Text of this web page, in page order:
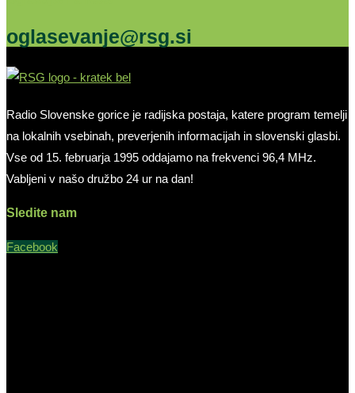
oglasevanje@rsg.si
Radio Slovenske gorice je radijska postaja, katere program temelji
na lokalnih vsebinah, preverjenih informacijah in slovenski glasbi.
Vse od 15. februarja 1995 oddajamo na frekvenci 96,4 MHz.
Vabljeni v našo družbo 24 ur na dan!
Sledite nam
Facebook